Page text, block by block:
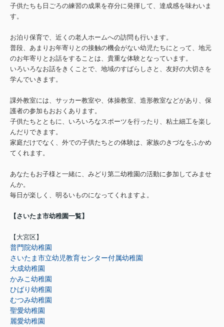
子供たちも日ごろの練習の成果を存分に発揮して、達成感を味わいま
す。
お泊り保育で、近くの老人ホームへの訪問も行います。
普段、あまりお年寄りとの接触の機会がない幼児たちにとって、地元
のお年寄りとお話をすることは、貴重な体験となっています。
いろいろなお話をきくことで、地域のすばらしさと、友好の大切さを
学んでいきます。
課外教室には、サッカー教室や、体操教室、造形教室などがあり、保
護者の参加もおおくあります。
子供たちとともに、いろいろなスポーツを行ったり、粘土細工を楽し
んだりできます。
家庭だけでなく、外での子供たちとの体験は、家族のきづなをふかめ
てくれます。
あなたもお子様と一緒に、みどり第二幼稚園の活動に参加してみませ
んか。
毎日が楽しく、明るいものになってくれますよ。
【さいたま市幼稚園一覧】
【大宮区】
普門院幼稚園
さいたま市立幼児教育センター付属幼稚園
大成幼稚園
かみこ幼稚園
ひばり幼稚園
むつみ幼稚園
聖愛幼稚園
麗愛幼稚園